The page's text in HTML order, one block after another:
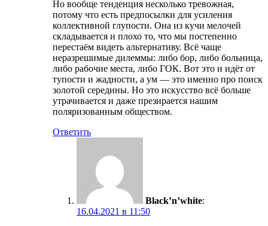
Но вообще тенденция несколько тревожная,
потому что есть предпосылки для усиления
коллективной глупости. Она из кучи мелочей
складывается и плохо то, что мы постепенно
перестаём видеть альтернативу. Всё чаще
неразрешимые дилеммы: либо бор, либо больница,
либо рабочие места, либо ГОК. Вот это и идёт от
тупости и жадности, а ум — это именно про поиск
золотой середины. Но это искусство всё больше
утрачивается и даже презирается нашим
поляризованным обществом.
Ответить
Black’n’white:
16.04.2021 в 11:50